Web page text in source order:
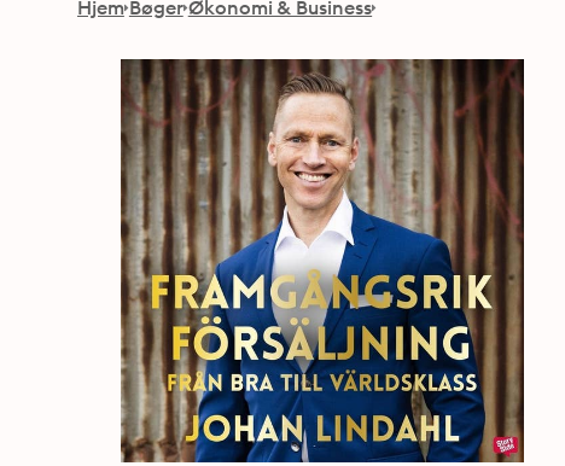
Hjem Bøger Økonomi & Business